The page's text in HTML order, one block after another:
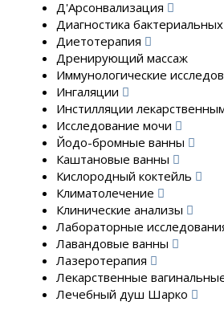
Д'Арсонвализация
Диагностика
Диетотерапия
Дренирующий массаж
Иммунологические
Ингаляции
Инстилляции
Исследование мочи
Йодо-бромные ванны
Каштановые ванны
Кислородный коктейль
Климатолечение
Клинические анализы
Лабораторные
Лавандовые ванны
Лазеротерапия
Лекарственные
Лечебный душ Шарко